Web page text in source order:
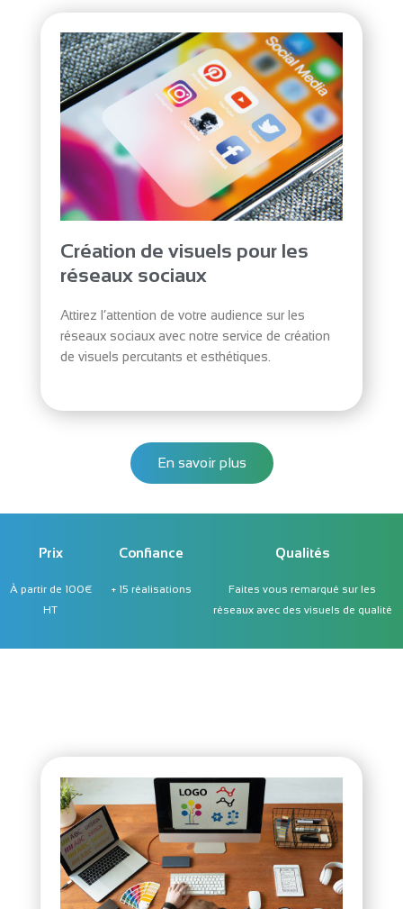
Création de visuels pour les
réseaux sociaux
Attirez l’attention de votre audience sur les
réseaux sociaux avec notre service de création
de visuels percutants et esthétiques.
En savoir plus
Prix
À partir de 100€
HT
Confiance
+ 15 réalisations
Qualités
Faites vous remarqué sur les
réseaux avec des visuels de qualité